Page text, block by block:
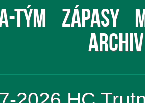
TÝM ZÁPASY
ARCHIV